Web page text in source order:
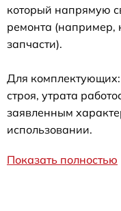
который напрямую
ремонта (например,
запчасти).
Для
строя, утрата
заявленным
использовании.
Показать полностью